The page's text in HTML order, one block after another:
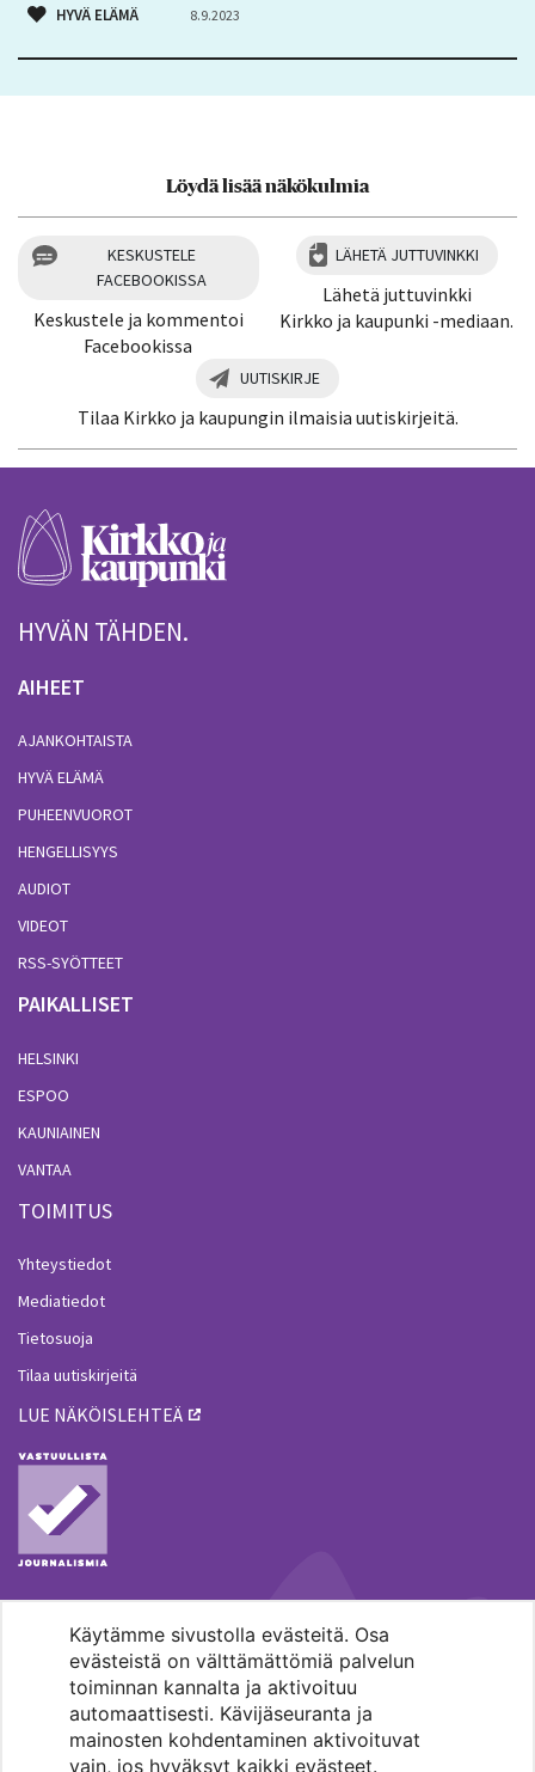
Käytämme sivustolla evästeitä. Osa
evästeistä on välttämättömiä palvelun
toiminnan kannalta ja aktivoituu
automaattisesti. Kävijäseuranta ja
mainosten kohdentaminen aktivoituvat
vain, jos hyväksyt kaikki evästeet.
HYVÄ ELÄMÄ 8.9.2023
Löydä lisää näkökulmia
KESKUSTELE
FACEBOOKISSA
Keskustele ja kommentoi
Facebookissa
LÄHETÄ JUTTUVINKKI
Lähetä juttuvinkki
Kirkko ja kaupunki -mediaan.
UUTISKIRJE
Tilaa Kirkko ja kaupungin ilmaisia uutiskirjeitä.
HYVÄN TÄHDEN.
AIHEET
AJANKOHTAISTA
HYVÄ ELÄMÄ
PUHEENVUOROT
HENGELLISYYS
AUDIOT
VIDEOT
RSS-SYÖTTEET
PAIKALLISET
HELSINKI
ESPOO
KAUNIAINEN
VANTAA
TOIMITUS
Yhteystiedot
Mediatiedot
Tietosuoja
Tilaa uutiskirjeitä
LUE NÄKÖISLEHTEÄ
MENOHAKU